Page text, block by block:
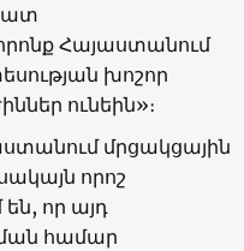
Հայաստանում
խոշոր
ունեին»։
մրցակցային
որոշ
են, որ այդ
համար